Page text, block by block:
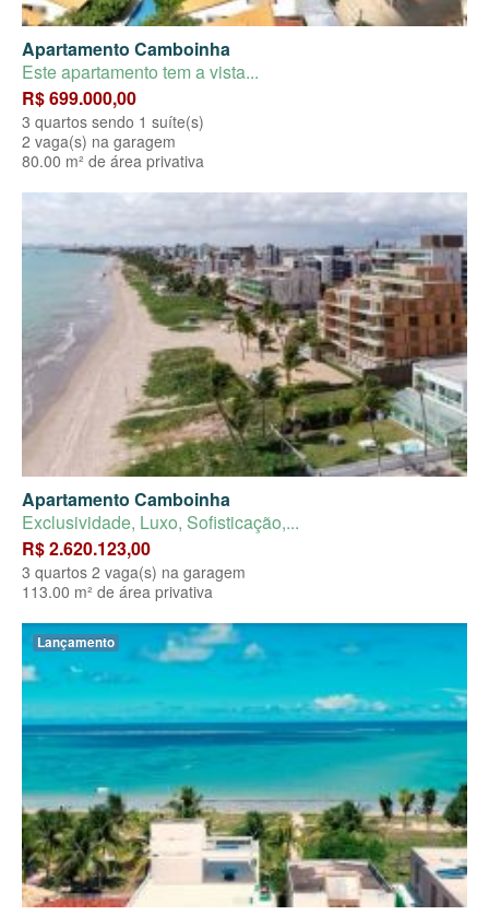
Apartamento Camboinha
Este apartamento tem a vista...
R$ 699.000,00
3 quartos sendo 1 suíte(s)
2 vaga(s) na garagem
80.00 m² de área privativa
Apartamento Camboinha
Exclusividade, Luxo, Sofisticação,...
R$ 2.620.123,00
3 quartos 2 vaga(s) na garagem
113.00 m² de área privativa
Lançamento